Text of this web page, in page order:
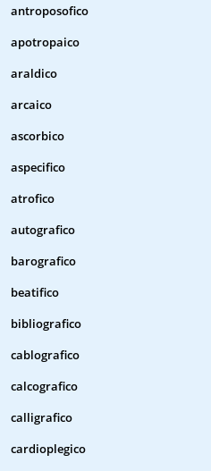
antroposofico
apotropaico
araldico
arcaico
ascorbico
aspecifico
atrofico
autografico
barografico
beatifico
bibliografico
cablografico
calcografico
calligrafico
cardioplegico